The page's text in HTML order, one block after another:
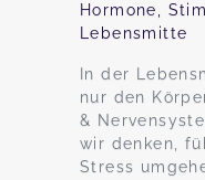
Hormone,
Lebensmitte
In der
nur den
&
wir denken,
Stress